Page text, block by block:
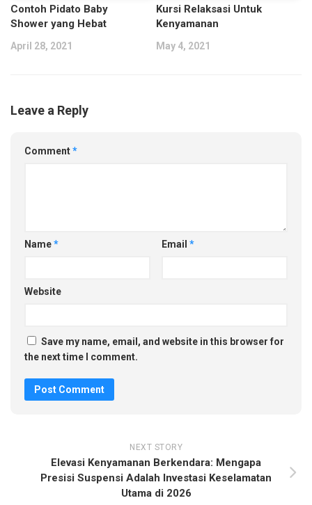
Contoh Pidato Baby
Shower yang Hebat
April 28, 2021
Kursi Relaksasi Untuk
Kenyamanan
May 4, 2021
Leave a Reply
Comment*
Name* Email *
Website
Save my name, email, and website in this browser for
the next time I comment.
NEXT STORY
Elevasi Kenyamanan Berkendara: Mengapa
Presisi Suspensi Adalah Investasi Keselamatan
Utama di 2026